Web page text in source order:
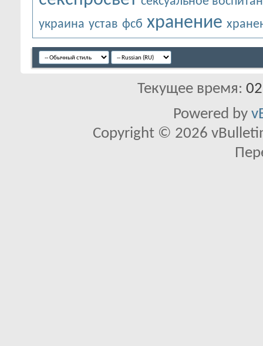
украина устав фсб хранение
Текущее время:
Powered by
Copyright © 2026